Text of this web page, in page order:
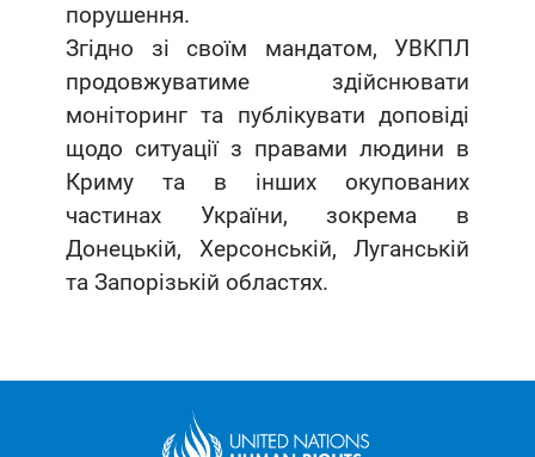
порушення.
Згідно зі своїм мандатом, УВКПЛ
продовжуватиме здійснювати
моніторинг та публікувати доповіді
щодо ситуації з правами людини в
Криму та в інших окупованих
частинах України, зокрема в
Донецькій, Херсонській, Луганській
та Запорізькій областях.